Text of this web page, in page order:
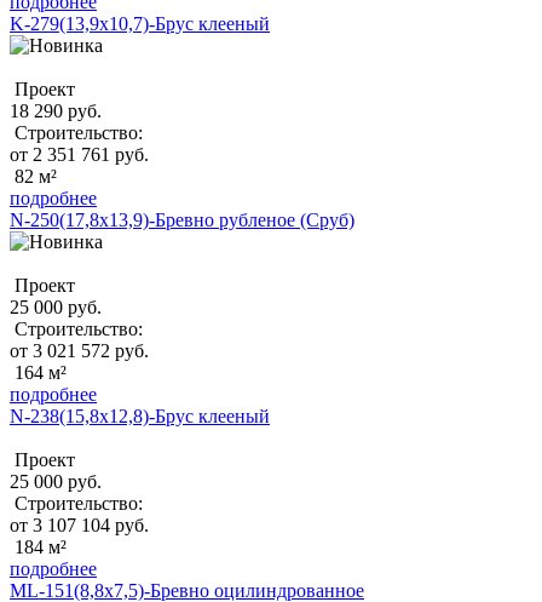
K-279(13,9x10,7)-Брус клееный
Проект
18 290 руб.
Строительство:
от 2 351 761 руб.
82 м²
подробнее
N-250(17,8x13,9)-Бревно рубленое (Сруб)
Проект
25 000 руб.
Строительство:
от 3 021 572 руб.
164 м²
подробнее
N-238(15,8x12,8)-Брус клееный
Проект
25 000 руб.
Строительство:
от 3 107 104 руб.
184 м²
подробнее
ML-151(8,8х7,5)-Бревно оцилиндрованное